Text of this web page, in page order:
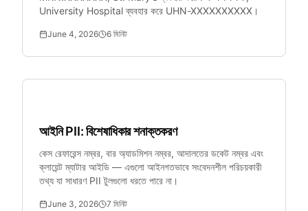
University Hospital ব্যবহার করে UHN-XXXXXXXXXX।
June 4, 2026 6 মিনিট
আইনি PII: বিশেষাধিকার শনাক্তকরণ
কেস রেফারেন্স নম্বর, বার অ্যাডমিশন নম্বর, আদালতের ডকেট নম্বর এবং
ক্লায়েন্ট ম্যাটার আইডি — এগুলো আইনগতভাবে সংবেদনশীল পরিচয়কারী
তথ্য যা সাধারণ PII টুলগুলো ধরতে পারে না।
June 3, 2026 7 মিনিট